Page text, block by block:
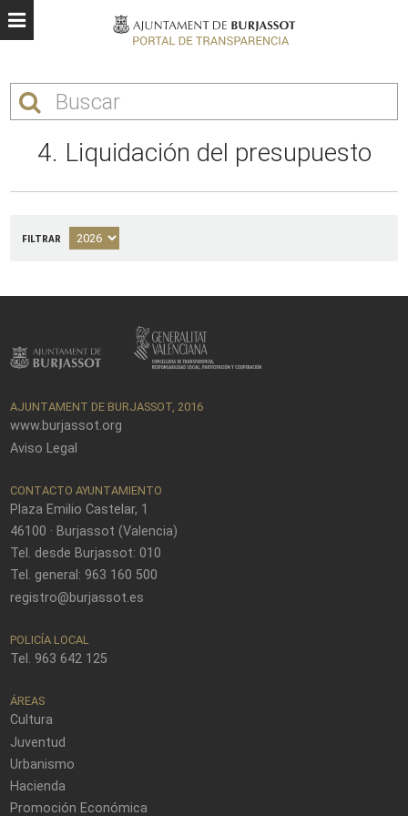
4. Liquidación del presupuesto
FILTRAR
AJUNTAMENT DE BURJASSOT, 2016
www.burjassot.org
Aviso Legal
CONTACTO AYUNTAMIENTO
Plaza Emilio Castelar, 1
46100 · Burjassot (Valencia)
Tel. desde Burjassot: 010
Tel. general: 963 160 500
registro@burjassot.es
POLICÍA LOCAL
Tel. 963 642 125
ÁREAS
Cultura
Juventud
Urbanismo
Hacienda
Promoción Económica